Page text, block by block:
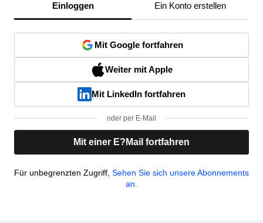
Einloggen Ein Konto erstellen
Mit Google fortfahren
Weiter mit Apple
Mit LinkedIn fortfahren
oder per E-Mail
Mit einer E?Mail fortfahren
Für unbegrenzten Zugriff, Sehen Sie sich unsere Abonnements
an.